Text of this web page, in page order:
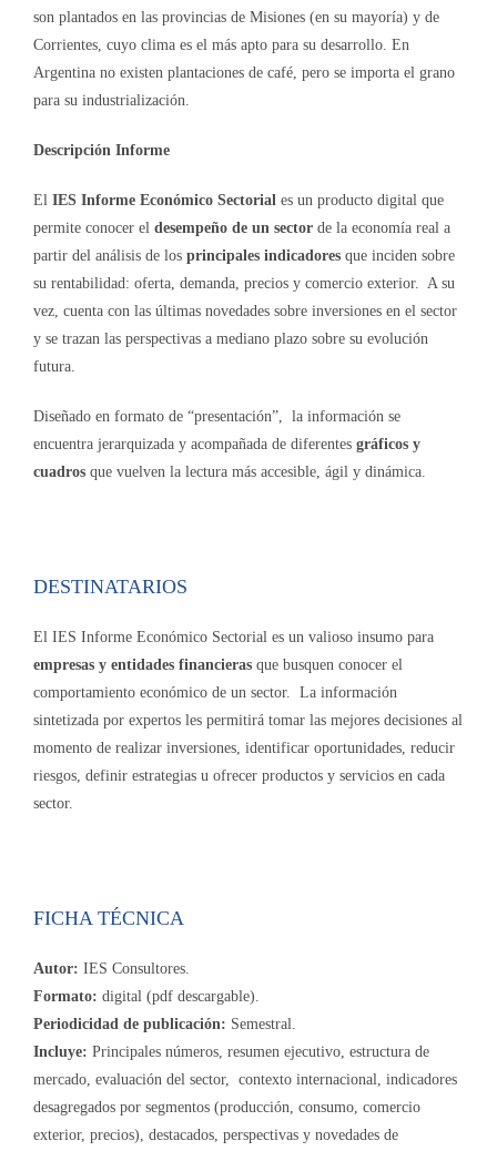
son plantados en las provincias de Misiones (en su mayoría) y de
Corrientes, cuyo clima es el más apto para su desarrollo. En
Argentina no existen plantaciones de café, pero se importa el grano
para su industrialización.
Descripción Informe
El IES Informe Económico Sectorial es un producto digital que
permite conocer el desempeño de un sector de la economía real a
partir del análisis de los principales indicadores que inciden sobre
su rentabilidad: oferta, demanda, precios y comercio exterior. A su
vez, cuenta con las últimas novedades sobre inversiones en el sector
y se trazan las perspectivas a mediano plazo sobre su evolución
futura.
Diseñado en formato de “presentación”, la información se
encuentra jerarquizada y acompañada de diferentes gráficos y
cuadros que vuelven la lectura más accesible, ágil y dinámica.
DESTINATARIOS
El IES Informe Económico Sectorial es un valioso insumo para
empresas y entidades financieras que busquen conocer el
comportamiento económico de un sector. La información
sintetizada por expertos les permitirá tomar las mejores decisiones al
momento de realizar inversiones, identificar oportunidades, reducir
riesgos, definir estrategias u ofrecer productos y servicios en cada
sector.
FICHA TÉCNICA
Autor: IES Consultores.
Formato: digital (pdf descargable).
Periodicidad de publicación: Semestral.
Incluye: Principales números, resumen ejecutivo, estructura de
mercado, evaluación del sector, contexto internacional, indicadores
desagregados por segmentos (producción, consumo, comercio
exterior, precios), destacados, perspectivas y novedades de